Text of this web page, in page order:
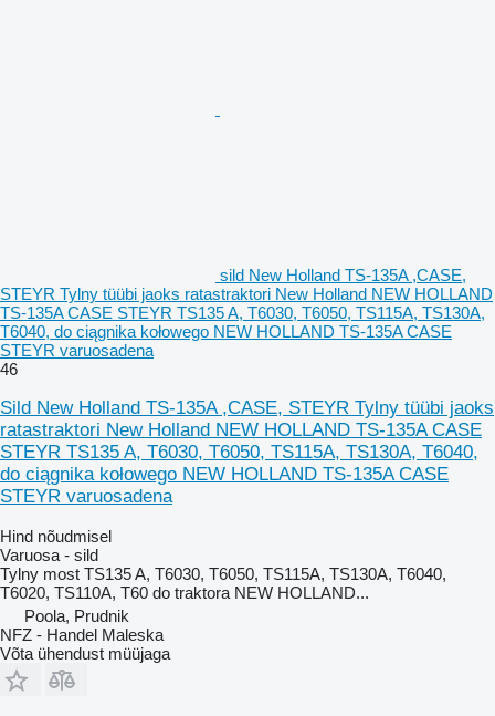
sild New Holland TS-135A ,CASE,
STEYR Tylny tüübi jaoks ratastraktori New Holland NEW HOLLAND
TS-135A CASE STEYR TS135 A, T6030, T6050, TS115A, TS130A,
T6040, do ciągnika kołowego NEW HOLLAND TS-135A CASE
STEYR varuosadena
46
Sild New Holland TS-135A ,CASE, STEYR Tylny tüübi jaoks
ratastraktori New Holland NEW HOLLAND TS-135A CASE
STEYR TS135 A, T6030, T6050, TS115A, TS130A, T6040,
do ciągnika kołowego NEW HOLLAND TS-135A CASE
STEYR varuosadena
Hind nõudmisel
Varuosa - sild
Tylny most TS135 A, T6030, T6050, TS115A, TS130A, T6040,
T6020, TS110A, T60 do traktora NEW HOLLAND...
Poola, Prudnik
NFZ - Handel Maleska
Võta ühendust müüjaga